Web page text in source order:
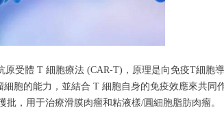
受體 T 細胞療法 (CAR-T)，原理是向免疫T細胞
胞的能力，並結合 T 細胞自身的免疫效應來共同
批，用于治療滑膜肉瘤和粘液樣/圓細胞脂肪肉瘤。